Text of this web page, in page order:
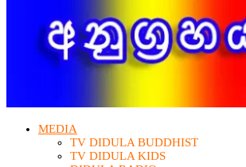
MEDIA
TV DIDULA BUDDHIST​
TV DIDULA KIDS